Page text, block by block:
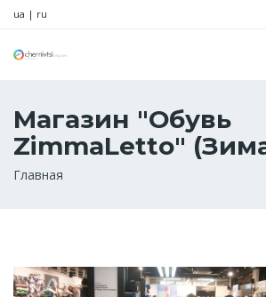
ua | ru
Магазин "Обувь
ZimmaLetto"
Строка
Главная